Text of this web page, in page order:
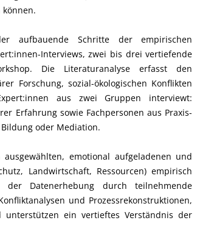
aufbauende Schritte der empirischen
Interviews, zwei bis drei vertiefende
Die Literaturanalyse erfasst den
Forschung, sozial-ökologischen Konflikten
aus zwei Gruppen interviewt:
Erfahrung sowie Fachpersonen aus Praxis-
oder Mediation.
emotional aufgeladenen und
Landwirtschaft, Ressourcen) empirisch
Datenerhebung durch teilnehmende
und Prozessrekonstruktionen,
unterstützen ein vertieftes Verständnis der